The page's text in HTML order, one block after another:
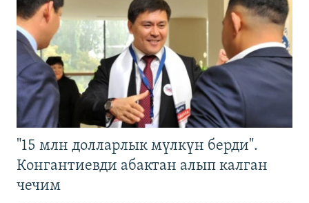
"15 млн долларлык мүлкүн берди".
Конгантиевди абактан алып калган
чечим